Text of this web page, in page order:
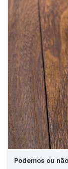
Podemos ou